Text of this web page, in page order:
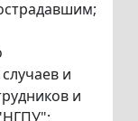
и
и